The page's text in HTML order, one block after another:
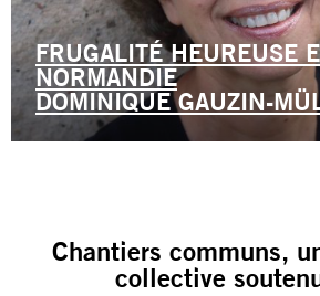
FRUGALITÉ HEUREUSE
NORMANDIE
DOMINIQUE GAUZIN-
Chantiers communs,
collective